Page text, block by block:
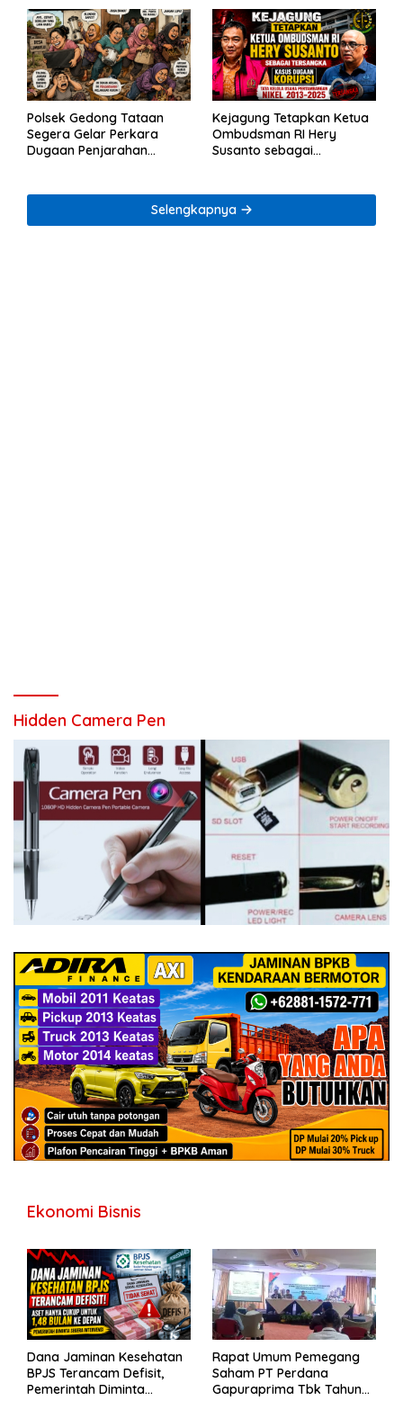
Polsek Gedong Tataan
Segera Gelar Perkara
Dugaan Penjarahan
Kejagung Tetapkan Ketua
Ombudsman RI Hery
Susanto sebagai
Tambang Nikel
Selengkapnya
Hidden Camera Pen
Ekonomi Bisnis
Dana Jaminan Kesehatan
BPJS Terancam Defisit,
Pemerintah Diminta
Rapat Umum Pemegang
Saham PT Perdana
Gapuraprima Tbk Tahun